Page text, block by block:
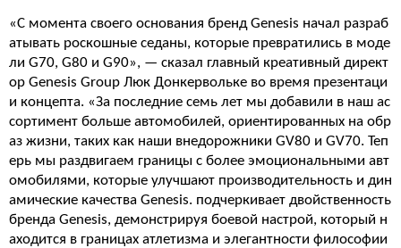
«С момента своего основания бренд Genesis начал разраб
атывать роскошные седаны, которые превратились в моде
ли G70, G80 и G90», — сказал главный креативный директ
ор Genesis Group Люк Донкервольке во время презентаци
и концепта. «За последние семь лет мы добавили в наш ас
сортимент больше автомобилей, ориентированных на обр
аз жизни, таких как наши внедорожники GV80 и GV70. Теп
ерь мы раздвигаем границы с более эмоциональными авт
омобилями, которые улучшают производительность и дин
амические качества Genesis. подчеркивает двойственность
бренда Genesis, демонстрируя боевой настрой, который н
аходится в границах атлетизма и элегантности философии